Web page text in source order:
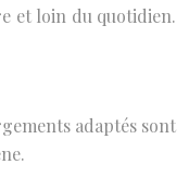
et loin du quotidien.
adaptés sont